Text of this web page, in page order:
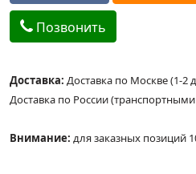
Позвонить
Доставка: Доставка по Москве (1-2
Доставка по России
Внимание: для заказных позиций